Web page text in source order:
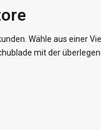
Wähle aus einer
mit der